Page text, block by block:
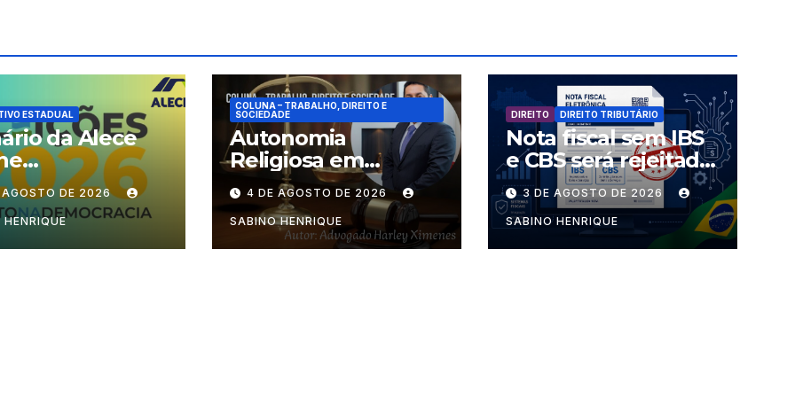
ESTADUAL
da Alece
das
durante o
eleitoral
AGOSTO DE 2026
COLUNA – TRABALHO, DIREITO E
SOCIEDADE
Autonomia
Religiosa em
Julgamento: quem
decide as regras
dentro dos
templos?
4 DE AGOSTO DE 2026
SABINO HENRIQUE
DIREITO DIREITO TRIBUTÁRIO
Nota fiscal sem IBS
e CBS será rejeitada
a partir desta
segunda-feira
3 DE AGOSTO DE 2026
SABINO HENRIQUE